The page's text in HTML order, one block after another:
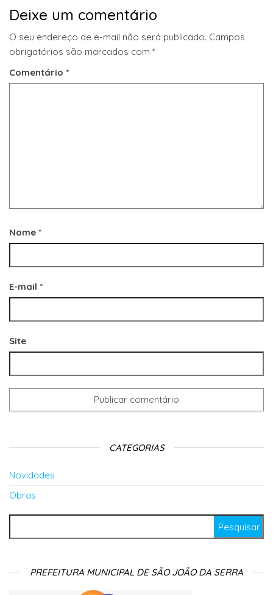
Deixe um comentário
O seu endereço de e-mail não será publicado. Campos
obrigatórios são marcados com *
Comentário *
Nome *
E-mail *
Site
CATEGORIAS
Novidades
Obras
PREFEITURA MUNICIPAL DE SÃO JOÃO DA SERRA